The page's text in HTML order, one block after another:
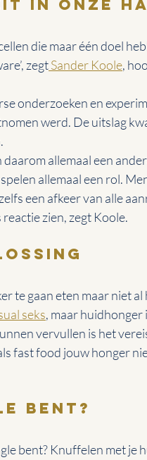
in onze
die maar één doel
zegt Sander Koole,
onderzoeken en
werd. De uitslag
allemaal een
allemaal een rol.
een afkeer van alle
zien, zegt Koole.
te gaan eten maar niet al
seks, maar huidhonger
vervullen is het
fast food jouw honger
bent?
bent? Knuffelen met je